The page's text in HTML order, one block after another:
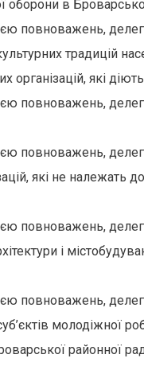
оборони в
повноважень,
традицій
які
повноважень,
повноважень,
які не належать
повноважень,
і
повноважень,
молодіжної
районної